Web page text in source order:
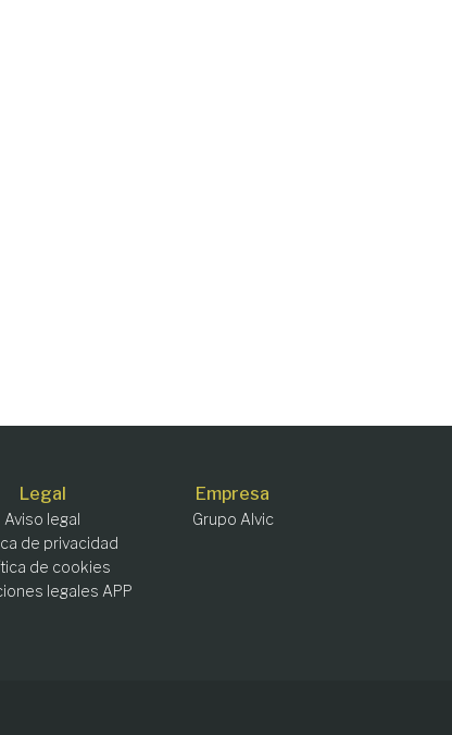
Legal
Aviso legal
de privacidad
de cookies
legales APP
Empresa
Grupo Alvic